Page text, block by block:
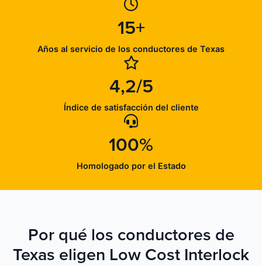
15+
Años al servicio de los conductores de Texas
4,2/5
Índice de satisfacción del cliente
100%
Homologado por el Estado
Por qué los conductores de
Texas eligen Low Cost Interlock